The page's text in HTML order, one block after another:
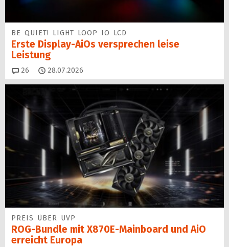
BE QUIET! LIGHT LOOP IO LCD
Erste Display-AiOs versprechen leise
Leistung
26 Kommentare
28.07.2026
PREIS ÜBER UVP
ROG-Bundle mit X870E-Mainboard und AiO
erreicht Europa